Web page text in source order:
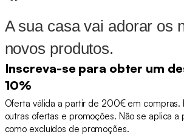
A sua casa vai adorar os
novos produtos.
Inscreva-se para obter um
10%
Oferta válida a partir de 200€ em compras.
outras ofertas e promoções. Não se aplica a
como excluídos de promoções.